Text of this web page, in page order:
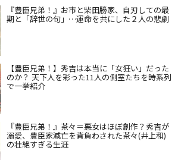
『豊臣兄弟！』お市と柴田勝家、自刃しての最
期と「辞世の句」…運命を共にした２人の悲劇
【豊臣兄弟！】秀吉は本当に「女狂い」だった
のか？ 天下人を彩った11人の側室たちを時系列
で一挙紹介
『豊臣兄弟！』茶々＝悪女はほぼ創作？秀吉が
溺愛、豊臣家滅亡を背負わされた茶々(井上和)
の壮絶すぎる生涯